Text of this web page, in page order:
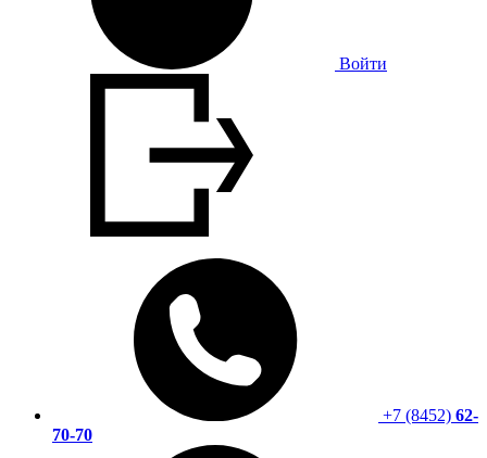
Войти
+7 (8452) 62-
70-70